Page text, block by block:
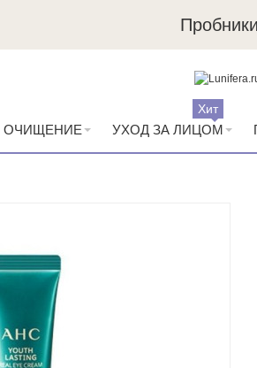
ОЧИЩЕНИЕ УХОД ЗА ЛИЦОМ
Хит